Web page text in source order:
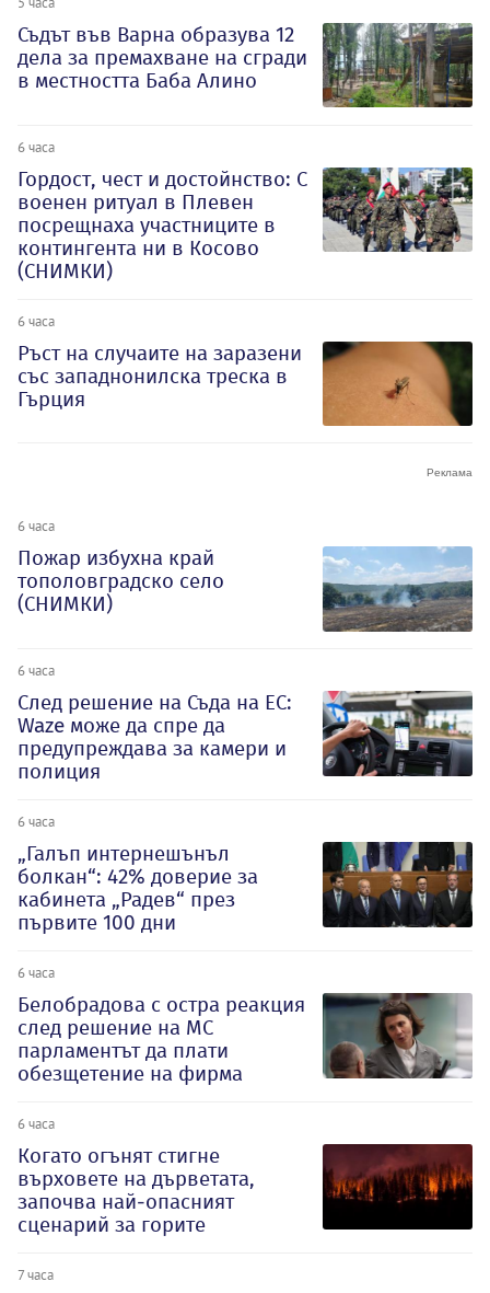
Съдът във Варна образува 12
дела за премахване на сгради
в местността Баба Алино
6 часа
Гордост, чест и достойнство: С
военен ритуал в Плевен
посрещнаха участниците в
контингента ни в Косово
(СНИМКИ)
6 часа
Ръст на случаите на заразени
със западнонилска треска в
Гърция
6 часа
Пожар избухна край
тополовградско село
(СНИМКИ)
6 часа
След решение на Съда на ЕС:
Waze може да спре да
предупреждава за камери и
полиция
6 часа
„Галъп интернешънъл
болкан“: 42% доверие за
кабинета „Радев“ през
първите 100 дни
6 часа
Белобрадова с остра реакция
след решение на МС
парламентът да плати
обезщетение на фирма
6 часа
Когато огънят стигне
върховете на дърветата,
започва най-опасният
сценарий за горите
7 часа